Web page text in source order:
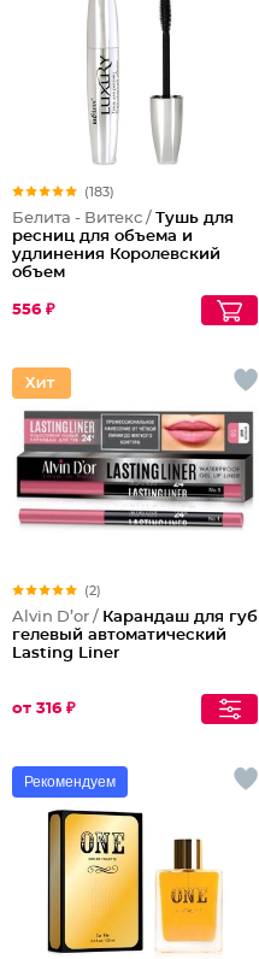
(183)
Белита - Витекс / Тушь для
ресниц для объема и
удлинения Королевский
объем
556 ₽
(2)
Alvin D’or / Карандаш для губ
гелевый автоматический
Lasting Liner
от 316 ₽
Рекомендуем